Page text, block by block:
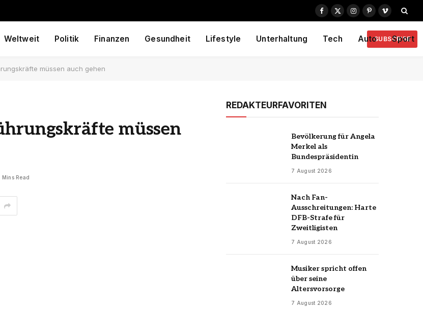
Facebook
X
Instagram
PinterestVimeo
Weltweit Politik Finanzen Gesundheit Lifestyle Unterhaltung Tech Auto Sport
SUBSCRIBE
müssen auch gehen
müssen
Mins Read
REDAKTEURFAVORITEN
Bevölkerung für Angela
Merkel als
Bundespräsidentin
7 August 2026
Nach Fan-
Ausschreitungen: Harte
DFB-Strafe für
Zweitligisten
7 August 2026
Musiker spricht offen
über seine
Altersvorsorge
7 August 2026